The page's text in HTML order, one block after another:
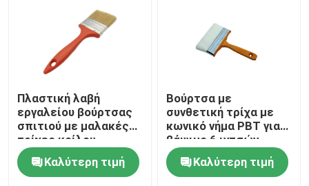
Πλαστική λαβή
εργαλείου βούρτσας
σπιτιού με μαλακές
τρίχες κοίλου
νήματος
Καλύτερη τιμή
Βούρτσα με
συνθετική τρίχα με
κωνικό νήμα PBT για
βάψιμο 6 ιντσών
Καλύτερη τιμή